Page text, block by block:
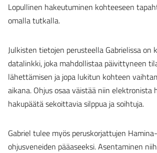
Lopullinen hakeutuminen kohteeseen
omalla tutkalla.
Julkisten tietojen perusteella Gabrielissa on
datalinkki, joka mahdollistaa päivittyneen
lähettämisen ja jopa lukitun kohteen
aikana. Ohjus osaa väistää niin elektronista
hakupäätä sekoittavia silppua ja soihtuja.
Gabriel tulee myös peruskorjattujen
ohjusveneiden pääaseeksi. Asentaminen